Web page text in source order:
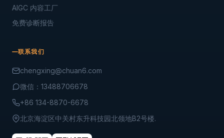
AIGC 内容工厂
免费诊断报告
联系我们
chengxing@chuan6.com
微信：13488706678
+86 134-8870-6678
北京海淀区中关村东升科技园北领地B2号楼.